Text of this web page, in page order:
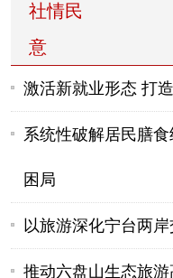
社情民
意
激活新就业形态 打
系统性破解居民膳
困局
以旅游深化宁台两
推动六盘山生态旅